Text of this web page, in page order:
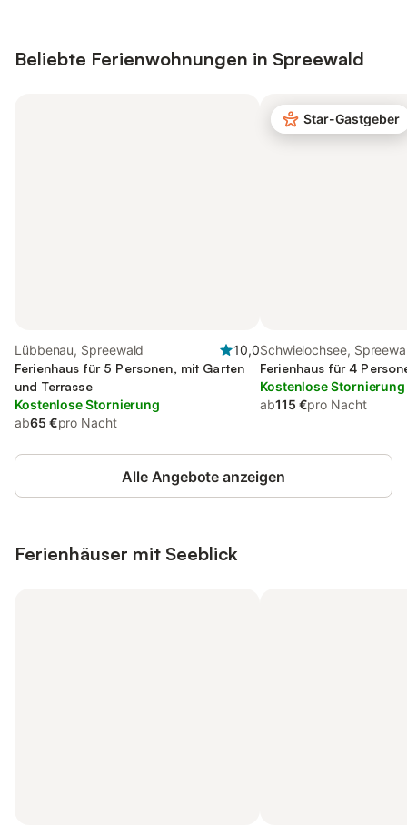
Beliebte Ferienwohnungen in Spreewald
Lübbenau, Spreewald
10,0
Ferienhaus für 5 Personen, mit Garten
und Terrasse
Kostenlose Stornierung
ab65 €pro Nacht
Star-Gastgeber
Schwielochsee,
Ferienhaus für 4
Kostenlose Stornierung
ab115 €pro Nacht
Alle Angebote anzeigen
Ferienhäuser mit Seeblick